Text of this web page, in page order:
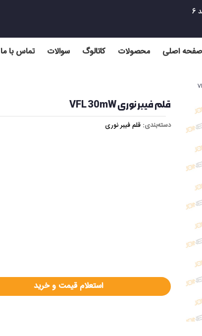
صفحه اصلی محصولات کاتالوگ سوالات تماس با ما
قلم فیبر نوری VFL 30mW
دسته‌بندی: قلم فیبر نوری
استعلام قیمت و خرید